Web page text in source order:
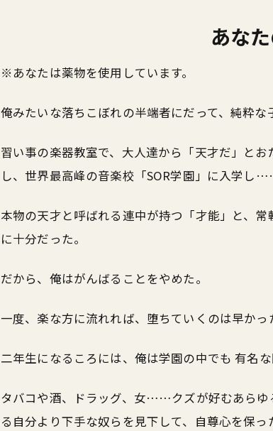
あな
※あなたは薬物を使用しています。
俺みたいな落ちこぼれの半端者にだって、純粋な
習い事の楽器教室で、大人達から「天才だ」と
し、世界最高峰の音楽校「SOR学園」に入学し
本物の天才と呼ばれる連中が持つ「才能」と、
に十分だった。
だから、俺はがんばることをやめた。
一度、楽な方に流れれば、堕ちていくのは早かっ
二年生になるころには、俺は学園の中でも 有名な
タバコや酒、ドラッグ、女……クズが好むあらゆ
る自分より下手な奴らを見下して、自尊心を保っ